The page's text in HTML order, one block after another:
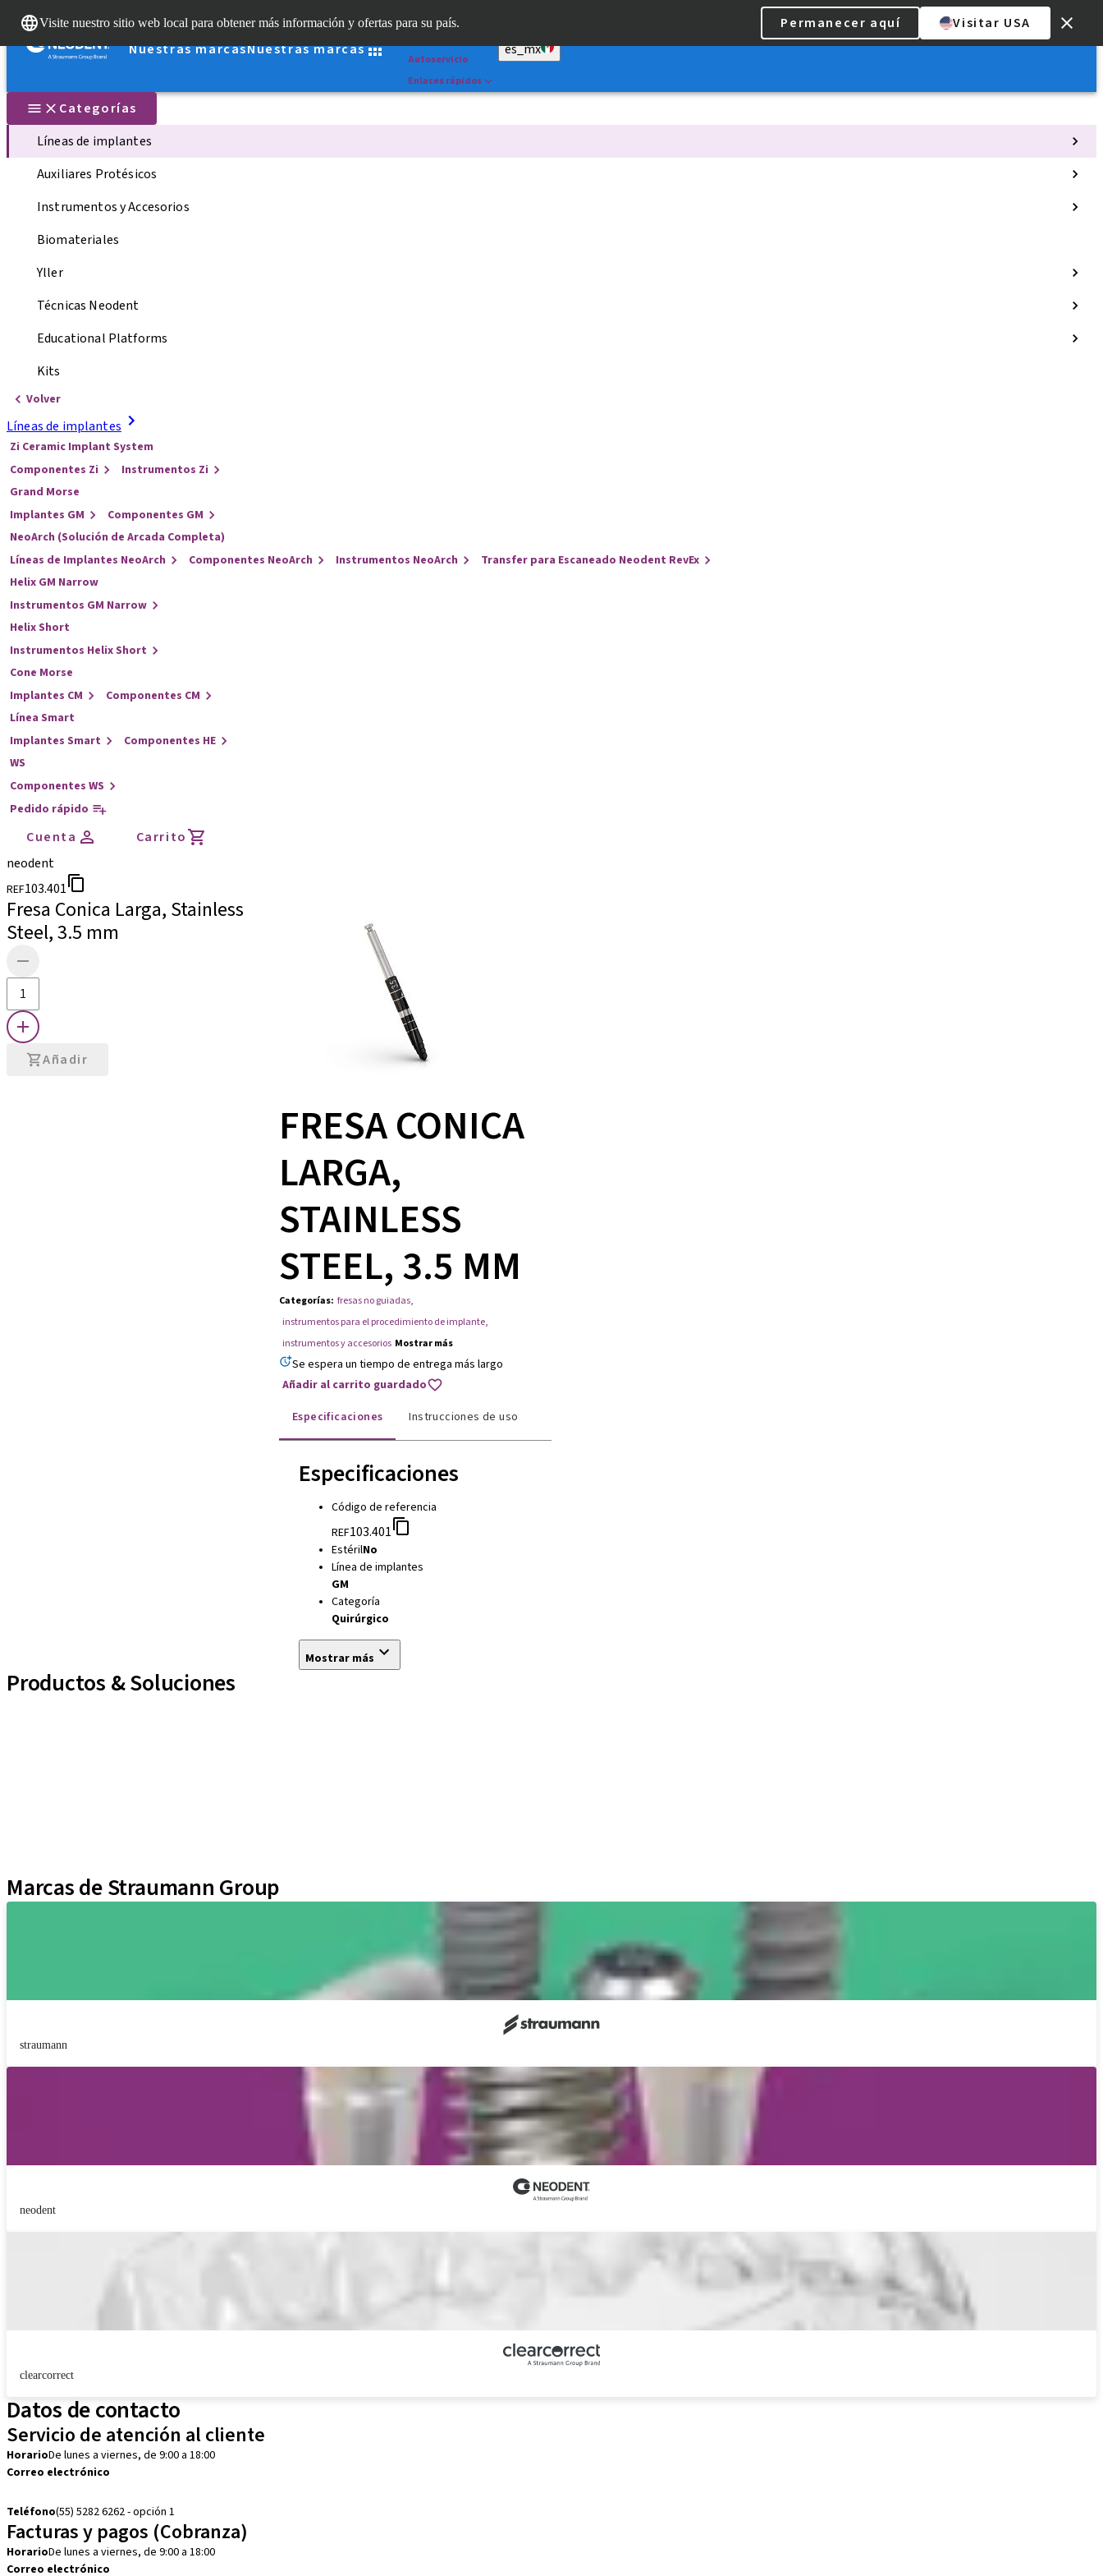
Visite nuestro sitio web local para obtener más información y ofertas para su país. Permanecer aquí
Visitar USA
Nuestras marcasNuestras marcas
Dr. Portal
Autoservicio
Enlaces rápidos
es_mx
Categorías
Líneas de implantes
Auxiliares Protésicos
Instrumentos y Accesorios
Biomateriales
Yller
Técnicas Neodent
Educational Platforms
Kits
Volver
Líneas de implantes
Zi Ceramic Implant System
Componentes Zi
Instrumentos Zi
Grand Morse
Implantes GM
Componentes GM
NeoArch (Solución de Arcada Completa)
Líneas de Implantes NeoArch
Componentes NeoArch Instrumentos NeoArch
Transfer para Escaneado Neodent RevEx
Helix GM Narrow
Instrumentos GM Narrow
Helix Short
Instrumentos Helix Short
Cone Morse
Implantes CM
Componentes CM
Línea Smart
Implantes Smart
Componentes HE
WS
Componentes WS
Pedido rápido
Cuenta
Carrito
neodent
REF103.401
Fresa Conica Larga, Stainless
Steel, 3.5 mm
Añadir
FRESA CONICA
LARGA,
STAINLESS
STEEL, 3.5 MM
Categorías: fresas no guiadas,
instrumentos para el procedimiento de implante,
instrumentos y accesorios Mostrar más
Se espera un tiempo de entrega más largo
Añadir al carrito guardado
Especificaciones
Instrucciones de uso
Especificaciones
Código de referencia
REF103.401
EstérilNo
Línea de implantes
GM
Categoría
Quirúrgico
Mostrar más
Productos & Soluciones
Marcas de Straumann Group
straumann
neodent
clearcorrect
Datos de contacto
Servicio de atención al cliente
HorarioDe lunes a viernes, de 9:00 a 18:00
Correo electrónico
Teléfono(55) 5282 6262 - opción 1
Facturas y pagos (Cobranza)
HorarioDe lunes a viernes, de 9:00 a 18:00
Correo electrónico